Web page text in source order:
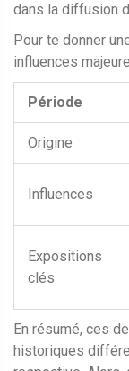
dans la diffusion
Pour te donner
influences
Période
Origine
Influences
Expositions
clés
En résumé, ces
historiques